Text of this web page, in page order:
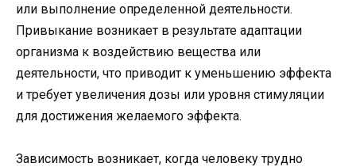
или выполнение определенной деятельности.
Привыкание возникает в результате адаптации
организма к воздействию вещества или
деятельности, что приводит к уменьшению эффекта
и требует увеличения дозы или уровня стимуляции
для достижения желаемого эффекта.
Зависимость возникает, когда человеку трудно